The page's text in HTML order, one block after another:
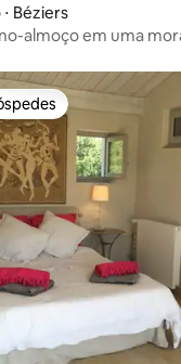
Béziers
almoço em uma